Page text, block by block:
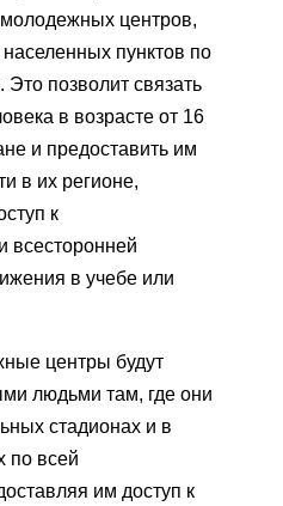
центров,
пунктов по
позволит связать
в возрасте от 16
и предоставить им
в их регионе,
к
всесторонней
в учебе или
центры будут
людьми там, где они
стадионах и в
по всей
им доступ к